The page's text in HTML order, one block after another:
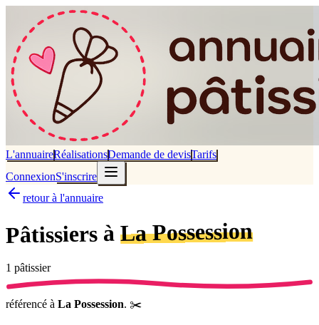
L'annuaireRéalisationsDemande de devisTarifs
ConnexionS'inscrire
retour à l'annuaire
Pâtissiers àLa Possession
1 pâtissier
référencé à La Possession. ✂️